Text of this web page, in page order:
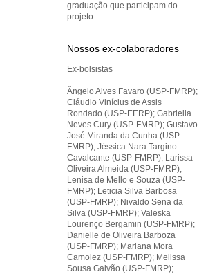
graduação que participam do
projeto.
Nossos ex-colaboradores
Ex-bolsistas
Ângelo Alves Favaro (USP-FMRP);
Cláudio Vinícius de Assis
Rondado (USP-EERP); Gabriella
Neves Cury (USP-FMRP); Gustavo
José Miranda da Cunha (USP-
FMRP); Jéssica Nara Targino
Cavalcante (USP-FMRP); Larissa
Oliveira Almeida (USP-FMRP);
Lenisa de Mello e Souza (USP-
FMRP); Leticia Silva Barbosa
(USP-FMRP); Nivaldo Sena da
Silva (USP-FMRP); Valeska
Lourenço Bergamin (USP-FMRP);
Danielle de Oliveira Barboza
(USP-FMRP); Mariana Mora
Camolez (USP-FMRP); Melissa
Sousa Galvão (USP-FMRP);